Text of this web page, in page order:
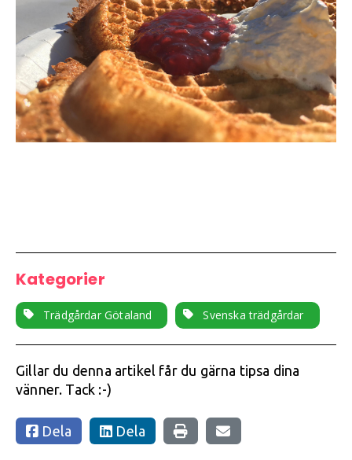
Kategorier
Trädgårdar Götaland Svenska trädgårdar
Gillar du denna artikel får du gärna tipsa dina
vänner. Tack :-)
Dela Dela